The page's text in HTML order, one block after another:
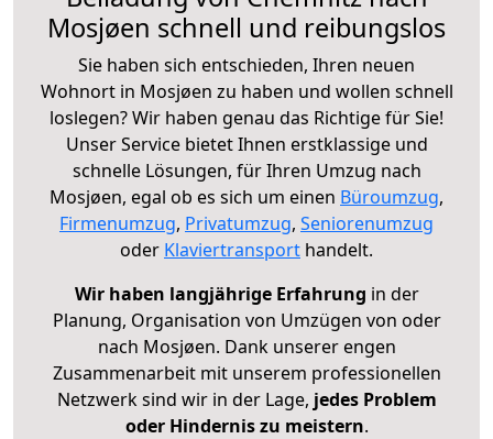
Mosjøen schnell und reibungslos
Sie haben sich entschieden, Ihren neuen
Wohnort in Mosjøen zu haben und wollen schnell
loslegen? Wir haben genau das Richtige für Sie!
Unser Service bietet Ihnen erstklassige und
schnelle Lösungen, für Ihren Umzug nach
Mosjøen, egal ob es sich um einen Büroumzug,
Firmenumzug, Privatumzug, Seniorenumzug
oder Klaviertransport handelt.
Wir haben langjährige Erfahrung in der
Planung, Organisation von Umzügen von oder
nach Mosjøen. Dank unserer engen
Zusammenarbeit mit unserem professionellen
Netzwerk sind wir in der Lage, jedes Problem
oder Hindernis zu meistern.